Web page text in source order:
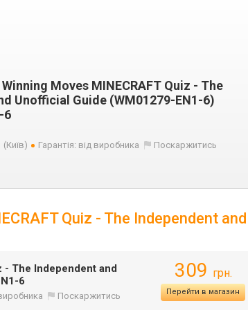
Winning Moves MINECRAFT Quiz - The
Unofficial Guide (WM01279-EN1-6)
6
(Київ) Гарантія: від виробника Поскаржитись
Quiz - The Independent
- The Independent and
6
Поскаржитись
309 грн.
Перейти в магазин